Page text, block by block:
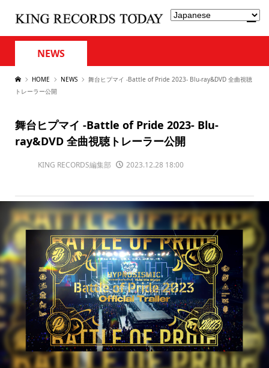
NEWS
HOME NEWS
舞台ヒプマイ -Battle of Pride 2023- Blu-ray&DVD 全曲視聴
トレーラー公開
舞台ヒプマイ -Battle of Pride 2023- Blu-
ray&DVD 全曲視聴トレーラー公開
KING RECORDS編集部 2023.12.28 18:00